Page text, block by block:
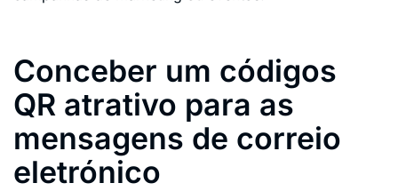
Conceber um códigos
QR atrativo para as
mensagens de correio
eletrónico